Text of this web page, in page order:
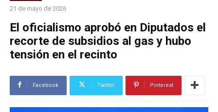
21 de mayo de 2026
El oficialismo aprobó en Diputados el
recorte de subsidios al gas y hubo
tensión en el recinto
Facebook Twitter Pinterest